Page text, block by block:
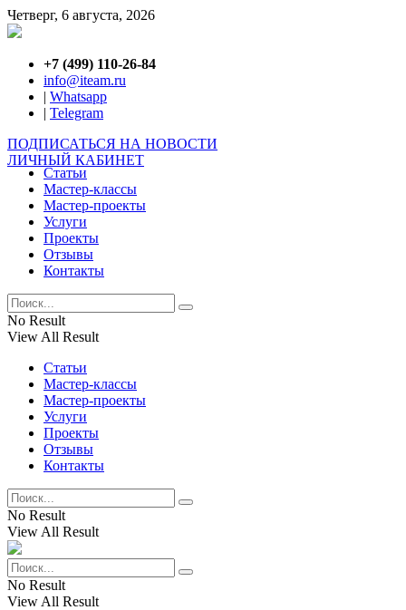
Четверг, 6 августа, 2026
+7 (499) 110-26-84
info@iteam.ru
| Whatsapp
| Telegram
ПОДПИСАТЬСЯ НА НОВОСТИ
ЛИЧНЫЙ КАБИНЕТ
Статьи
Мастер-классы
Мастер-проекты
Услуги
Проекты
Отзывы
Контакты
No Result
View All Result
Статьи
Мастер-классы
Мастер-проекты
Услуги
Проекты
Отзывы
Контакты
No Result
View All Result
No Result
View All Result